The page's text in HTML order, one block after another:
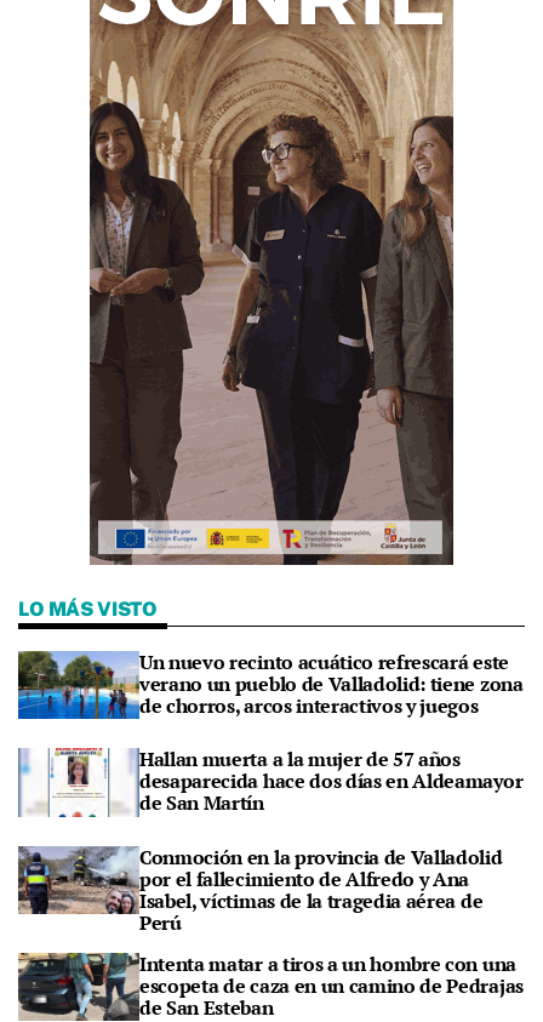
LO MÁS VISTO
Un nuevo recinto acuático refrescará este
verano un pueblo de Valladolid: tiene zona
de chorros, arcos interactivos y juegos
Hallan muerta a la mujer de 57 años
desaparecida hace dos días en Aldeamayor
de San Martín
Conmoción en la provincia de Valladolid
por el fallecimiento de Alfredo y Ana
Isabel, víctimas de la tragedia aérea de
Perú
Intenta matar a tiros a un hombre con una
escopeta de caza en un camino de Pedrajas
de San Esteban